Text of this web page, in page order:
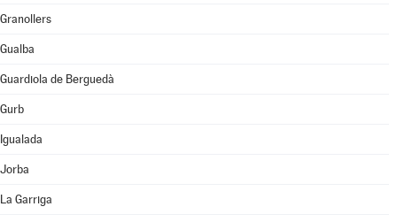
Granollers
Gualba
Guardiola de Berguedà
Gurb
Igualada
Jorba
La Garriga